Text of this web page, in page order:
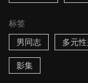
标签
男同志
多元
影集